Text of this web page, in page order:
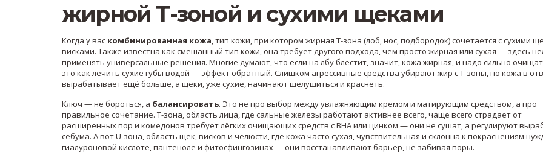
жирной Т-зоной и сухими щеками
Когда у вас комбинированная кожа,тип кожи, при котором жирная Т-зона (лоб, нос, подбородок) сочетается с сухими
висками. Также известна как смешанный тип кожи, она требует другого подхода, чем просто жирная или сухая — здесь
применять универсальные решения. Многие думают, что если на лбу блестит, значит, кожа жирная, и надо сильно
это как лечить сухие губы водой — эффект обратный. Слишком агрессивные средства убирают жир с Т-зоны, но кожа в
вырабатывает ещё больше, а щеки, уже сухие, начинают шелушиться и краснеть.
Ключ — не бороться, а балансировать. Это не про выбор между увлажняющим кремом и матирующим средством, а про
правильное сочетание. Т-зона, область лица, где сальные железы работают активнее всего, чаще всего страдает от
расширенных пор и комедонов требует лёгких очищающих средств с BHA или цинком — они не сушат, а регулируют
себума. А вотU-зона, область щёк, висков и челюсти, где кожа часто сухая, чувствительная и склонна к покраснениям
гиалуроновой кислоте, пантеноле и фитосфингозинах — они восстанавливают барьер, не забивая поры.